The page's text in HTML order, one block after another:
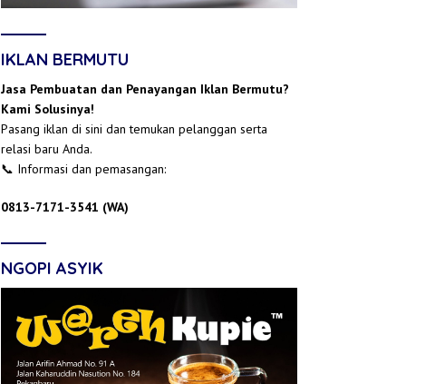
IKLAN BERMUTU
Jasa Pembuatan dan Penayangan Iklan Bermutu?
Kami Solusinya!
Pasang iklan di sini dan temukan pelanggan serta
relasi baru Anda.
📞 Informasi dan pemasangan:
0813-7171-3541 (WA)
NGOPI ASYIK